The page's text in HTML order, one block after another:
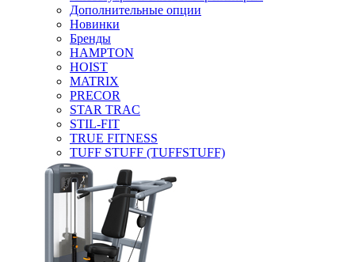
Дополнительные опции
Новинки
Бренды
HAMPTON
HOIST
MATRIX
PRECOR
STAR TRAC
STIL-FIT
TRUE FITNESS
TUFF STUFF (TUFFSTUFF)